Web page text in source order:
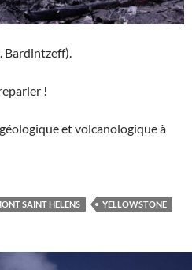
Bardintzeff).
!
et volcanologique à
SAINT HELENS YELLOWSTONE